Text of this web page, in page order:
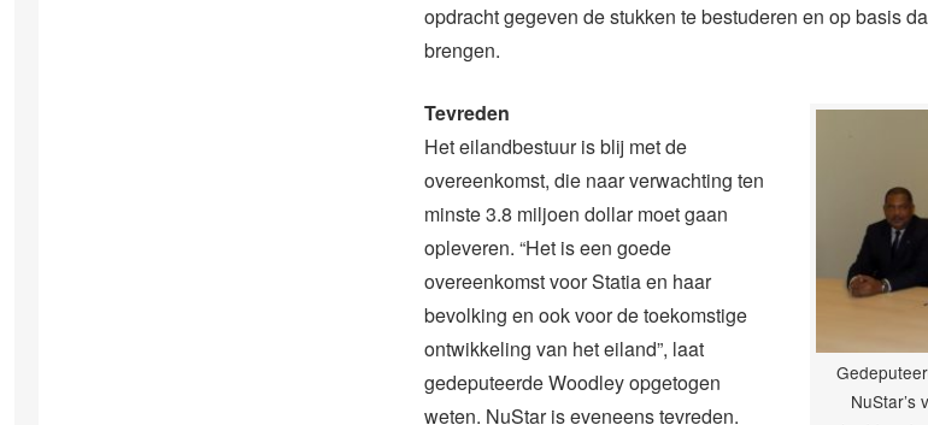
opdracht gegeven de stukken te bestuderen en op basis
brengen.
NuStar’s
Tevreden
Het eilandbestuur is blij met de
overeenkomst, die naar verwachting ten
minste 3.8 miljoen dollar moet gaan
opleveren. “Het is een goede
overeenkomst voor Statia en haar
bevolking en ook voor de toekomstige
ontwikkeling van het eiland”, laat
gedeputeerde Woodley opgetogen
weten. NuStar is eveneens tevreden.